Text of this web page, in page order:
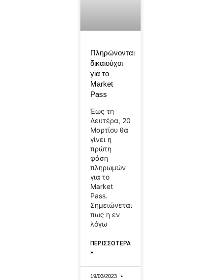
Πληρώνονται
δικαιούχοι
για το
Market
Pass
Έως τη
Δευτέρα, 20
Μαρτίου θα
γίνει η
πρώτη
φάση
πληρωμών
για το
Market
Pass.
Σημειώνεται
πως η εν
λόγω
ΠΕΡΙΣΣΟΤΕΡΑ
»
19/03/2023